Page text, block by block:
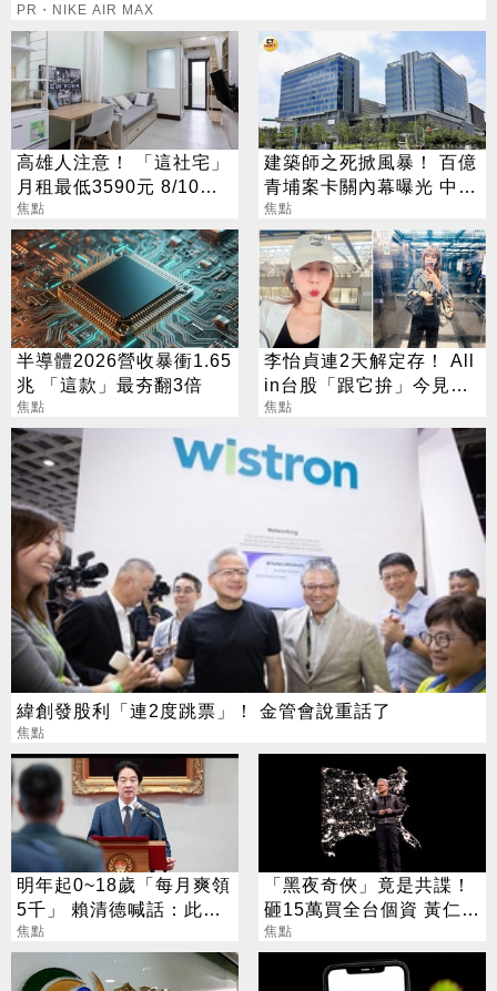
PR・NIKE AIR MAX
高雄人注意！ 「這社宅」
月租最低3590元 8/10起
放申請
焦點
建築師之死掀風暴！ 百億
青埔案卡關內幕曝光 中
央、地方互踢皮球
焦點
半導體2026營收暴衝1.65
兆 「這款」最夯翻3倍
焦點
李怡貞連2天解定存！ All
in台股「跟它拚」今見暴
漲笑：乖乖上班
焦點
緯創發股利「連2度跳票」！ 金管會說重話了
焦點
明年起0~18歲「每月爽領
5千」 賴清德喊話：此時
不生待何時
焦點
「黑夜奇俠」竟是共諜！
砸15萬買全台個資 黃仁
勳、張麗善也受害
焦點